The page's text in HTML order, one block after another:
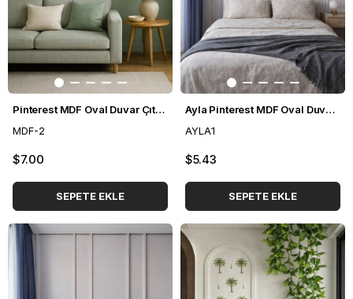
Pinterest MDF Oval Duvar Çıtası 70*235cm
MDF-2
$7.00
SEPETE EKLE
Ayla Pinterest MDF Oval Duvar Çıtası 70*135cm
AYLA1
$5.43
SEPETE EKLE